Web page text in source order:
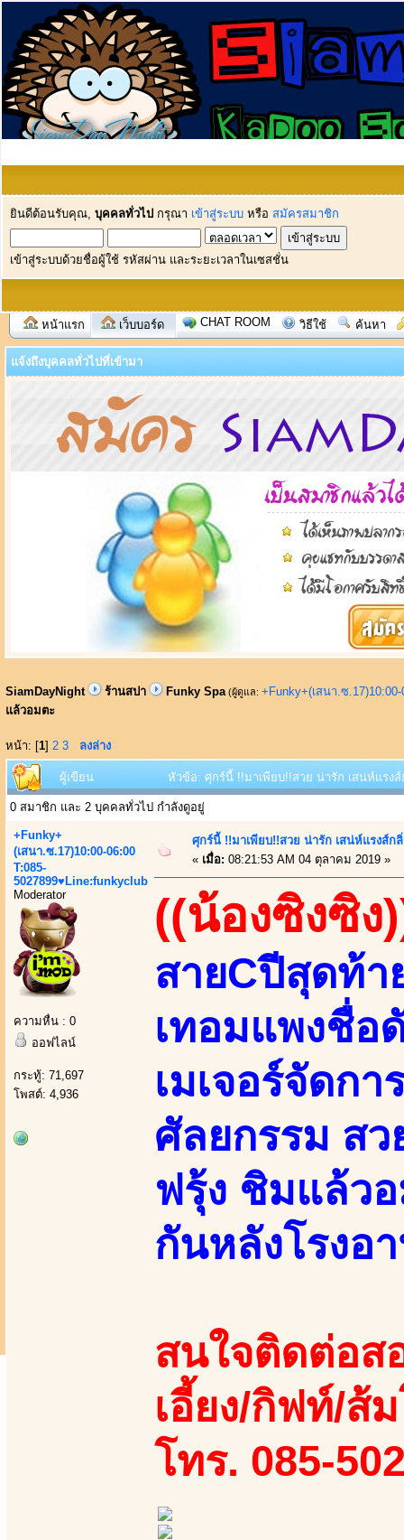
ยินดีต้อนรับคุณ, บุคคลทั่วไป กรุณา เข้าสู่ระบบ หรือ สมัครสมาชิก
เข้าสู่ระบบด้วยชื่อผู้ใช้ รหัสผ่าน และระยะเวลาในเซสชั่น
หน้าแรก เว็บบอร์ด CHAT ROOM วิธีใช้ ค้นหา
แจ้งถึงบุคคลทั่วไปที่เข้ามา
SiamDayNight ร้านสปา Funky Spa (ผู้ดูแล: +Funky+(เสนา.ซ
แล้วอมตะ
หน้า: [1] 2 3 ลงล่าง
ผู้เขียน หัวข้อ: ศุกร์นี้ !!มาเพียบ!!สวย น่ารัก เสน่ห์แรง
0 สมาชิก และ 2 บุคคลทั่วไป กำลังดูอยู่
+Funky+
(เสนา.ซ.17)10:00-06:00
T:085-
5027899♥Line:funkyclub
Moderator
ความหื่น : 0
ออฟไลน์
กระทู้: 71,697
โพสต์: 4,936
ศุกร์นี้ !!มาเพียบ!!สวย น่ารัก เสน่ห์แรงส์ก
« เมื่อ: 08:21:53 AM 04 ตุลาคม 2019 »
((น้องซิงซิง
สายCปีสุดท้า
เทอมแพงชื่อ
เมเจอร์จัดกา
ศัลยกรรม สว
ฟรุ้ง ชิมแล้ว
กันหลังโรงอ
สนใจติดต่อส
เอี้ยง/กิฟท์/ส้
โทร. 085-